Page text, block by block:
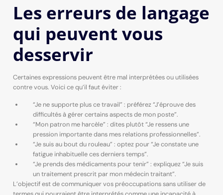
Les erreurs de langage
qui peuvent vous
desservir
Certaines expressions peuvent être mal interprétées ou utilisées
contre vous. Voici ce qu’il faut éviter :
“Je ne supporte plus ce travail” : préférez “J’éprouve des
difficultés à gérer certains aspects de mon poste”.
“Mon patron me harcèle” : dites plutôt “Je ressens une
pression importante dans mes relations professionnelles”.
“Je suis au bout du rouleau” : optez pour “Je constate une
fatigue inhabituelle ces derniers temps”.
“Je prends des médicaments pour tenir” : expliquez “Je suis
un traitement prescrit par mon médecin traitant”.
L’objectif est de communiquer vos préoccupations sans utiliser de